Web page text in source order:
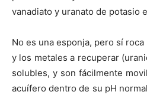
vanadiato y uranato de potasio
No es una esponja, pero sí
y los metales a recuperar
solubles, y son fácilmente
acuífero dentro de su pH